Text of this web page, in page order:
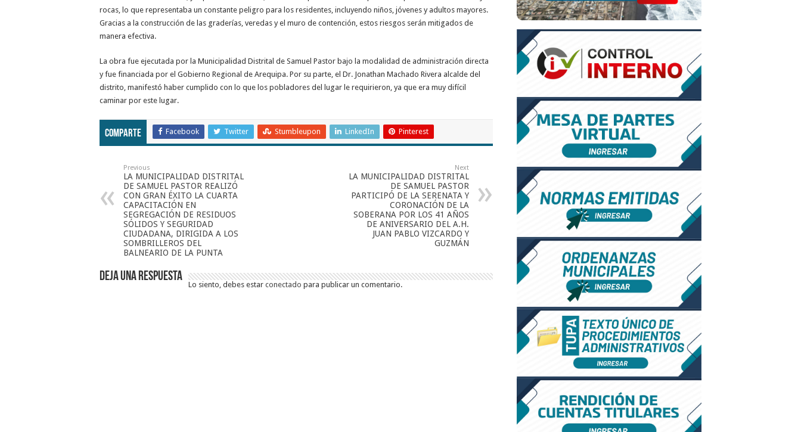
rocas, lo que representaba un constante peligro para los residentes, incluyendo niños, jóvenes y adultos mayores.
Gracias a la construcción de las graderías, veredas y el muro de contención, estos riesgos serán mitigados de
manera efectiva.
La obra fue ejecutada por la Municipalidad Distrital de Samuel Pastor bajo la modalidad de administración directa
y fue financiada por el Gobierno Regional de Arequipa. Por su parte, el Dr. Jonathan Machado Rivera alcalde del
distrito, manifestó haber cumplido con lo que los pobladores del lugar le requirieron, ya que era muy difícil
caminar por este lugar.
Comparte Facebook Twitter Stumbleupon LinkedIn Pinterest
Previous
LA MUNICIPALIDAD DISTRITAL
DE SAMUEL PASTOR REALIZÓ
CON GRAN ÉXITO LA CUARTA
CAPACITACIÓN EN
SEGREGACIÓN DE RESIDUOS
SÓLIDOS Y SEGURIDAD
CIUDADANA, DIRIGIDA A LOS
SOMBRILLEROS DEL
BALNEARIO DE LA PUNTA
Next
LA MUNICIPALIDAD DISTRITAL
DE SAMUEL PASTOR
PARTICIPÓ DE LA SERENATA Y
CORONACIÓN DE LA
SOBERANA POR LOS 41 AÑOS
DE ANIVERSARIO DEL A.H.
JUAN PABLO VIZCARDO Y
GUZMÁN
Deja una respuesta
Lo siento, debes estar conectado para publicar un comentario.